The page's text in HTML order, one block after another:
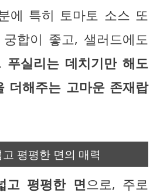
에 특히 토마토 소스 또
합이 좋고, 샐러드에도
푸실리는 데치기만 해도
더해주는 고마운 존재랍
평평한 면의 매력
고 평평한 면으로, 주로